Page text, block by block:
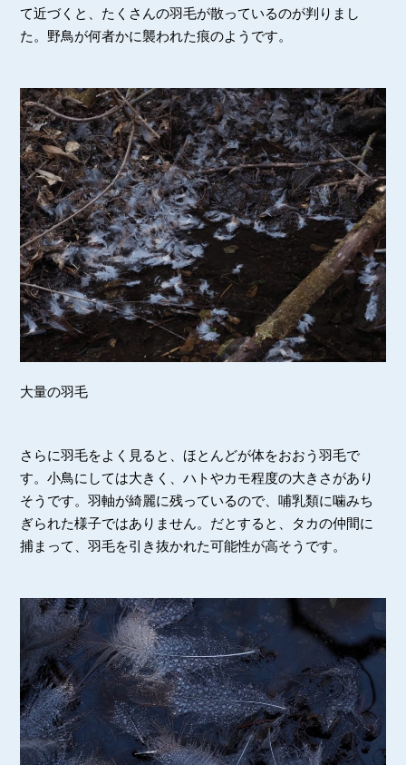
て近づくと、たくさんの羽毛が散っているのが判りまし
た。野鳥が何者かに襲われた痕のようです。
大量の羽毛
さらに羽毛をよく見ると、ほとんどが体をおおう羽毛で
す。小鳥にしては大きく、ハトやカモ程度の大きさがあり
そうです。羽軸が綺麗に残っているので、哺乳類に噛みち
ぎられた様子ではありません。だとすると、タカの仲間に
捕まって、羽毛を引き抜かれた可能性が高そうです。